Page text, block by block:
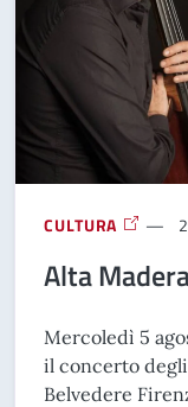
CULTURA
Alta
Mercoledì 5
il concerto
Belvedere